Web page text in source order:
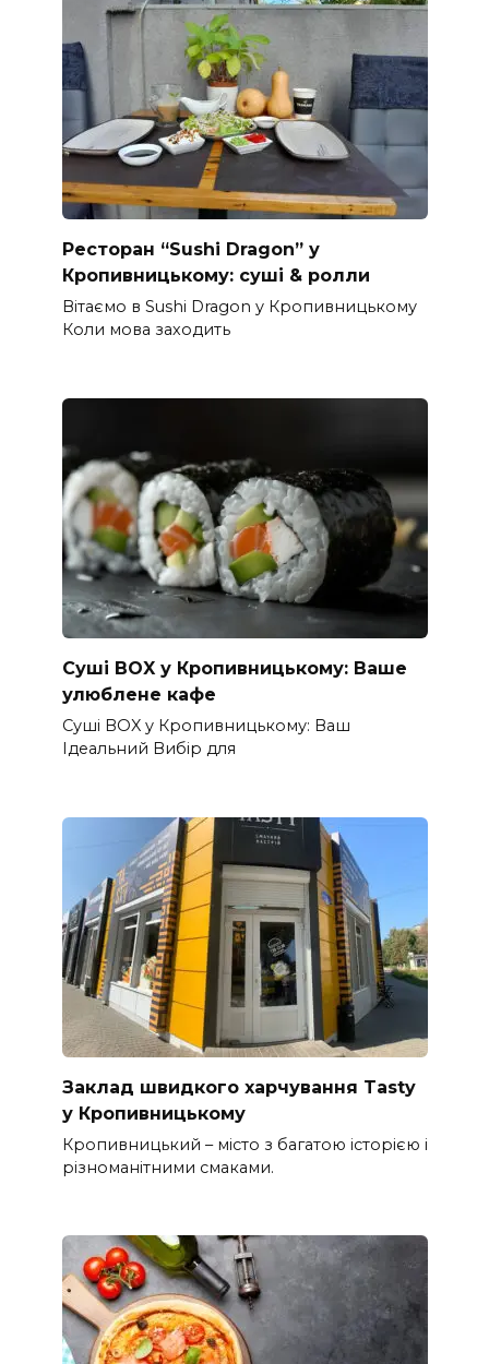
Ресторан “Sushi Dragon” у
Кропивницькому: суші & ролли
Вітаємо в Sushi Dragon у Кропивницькому
Коли мова заходить
Суші BOX у Кропивницькому: Ваше
улюблене кафе
Суші BOX у Кропивницькому: Ваш
Ідеальний Вибір для
Заклад швидкого харчування Tasty
у Кропивницькому
Кропивницький – місто з багатою історією і
різноманітними смаками.